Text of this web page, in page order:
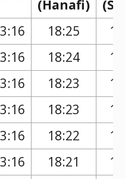
(Hanafi)
18:25
18:24
18:23
18:23
18:22
18:21